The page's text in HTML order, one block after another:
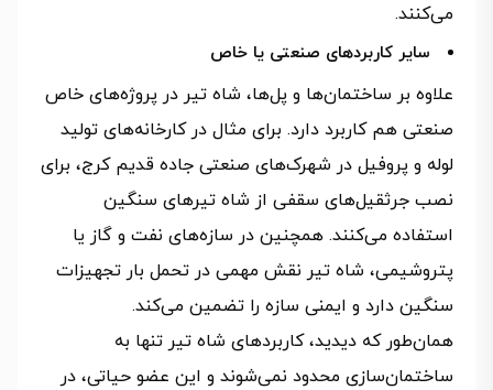
می‌کنند.
سایر کاربردهای صنعتی یا خاص
علاوه‌ بر ساختمان‌ها و پل‌ها، شاه تیر در پروژه‌های خاص
صنعتی هم کاربرد دارد. برای مثال در کارخانه‌های تولید
لوله و پروفیل در شهرک‌های صنعتی جاده قدیم کرج، برای
نصب جرثقیل‌های سقفی از شاه تیرهای سنگین
استفاده می‌کنند. همچنین در سازه‌های نفت و گاز یا
پتروشیمی، شاه تیر نقش مهمی در تحمل بار تجهیزات
سنگین دارد و ایمنی سازه را تضمین می‌کند.
همان‌طور که دیدید، کاربردهای شاه تیر تنها به
ساختمان‌سازی محدود نمی‌شوند و این عضو حیاتی، در